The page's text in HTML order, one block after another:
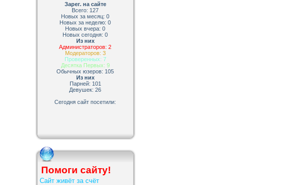
Зарег. на сайте
Всего: 127
Новых за месяц: 0
Новых за неделю: 0
Новых вчера: 0
Новых сегодня: 0
Из них
Администраторов: 2
Модераторов: 3
Проверенных: 7
Десятка Первых: 9
Обычных юзеров: 105
Из них
Парней: 101
Девушек: 26
Сегодня сайт посетили:
Помоги сайту!
Сайт живёт за счёт